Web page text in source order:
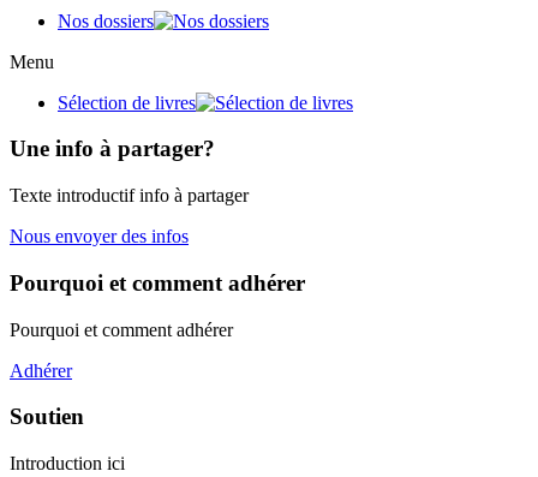
Nos dossiers
Menu
Sélection de livres
Une info à partager?
Texte introductif info à partager
Nous envoyer des infos
Pourquoi et comment adhérer
Pourquoi et comment adhérer
Adhérer
Soutien
Introduction ici